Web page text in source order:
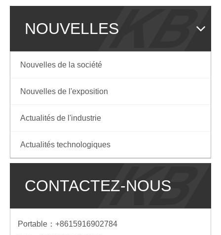
NOUVELLES
Nouvelles de la société
Nouvelles de l'exposition
Actualités de l'industrie
Actualités technologiques
CONTACTEZ-NOUS
Portable：+8615916902784